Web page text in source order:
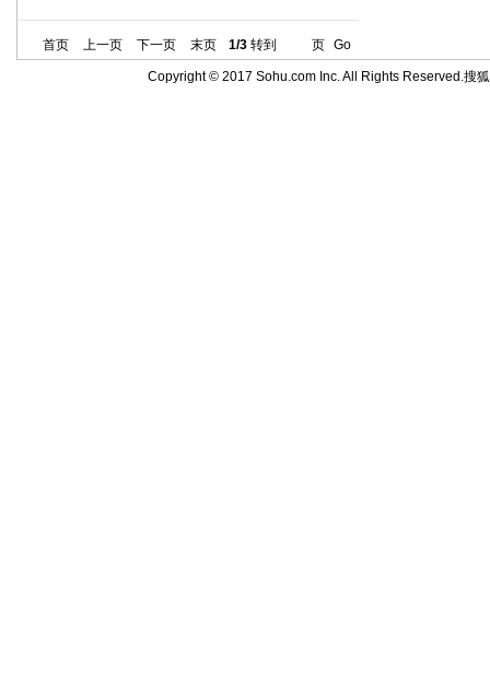
首页 上一页 下一页 末页 1/3 转到 页 Go
Copyright © 2017 Sohu.com Inc. All Rights Reserved.搜